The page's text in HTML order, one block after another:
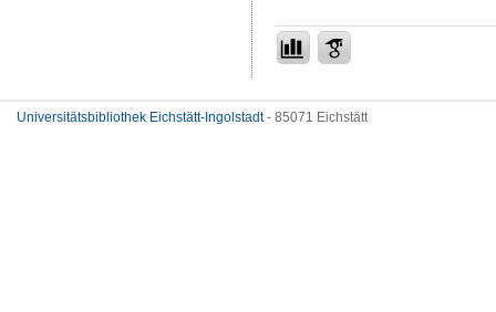
Universitätsbibliothek Eichstätt-Ingolstadt- 85071 Eichstätt